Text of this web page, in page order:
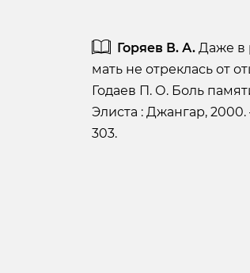
Горяев В. А. Даже в
мать не отреклась от
Годаев П. О. Боль
Элиста : Джангар, 2000.
303.